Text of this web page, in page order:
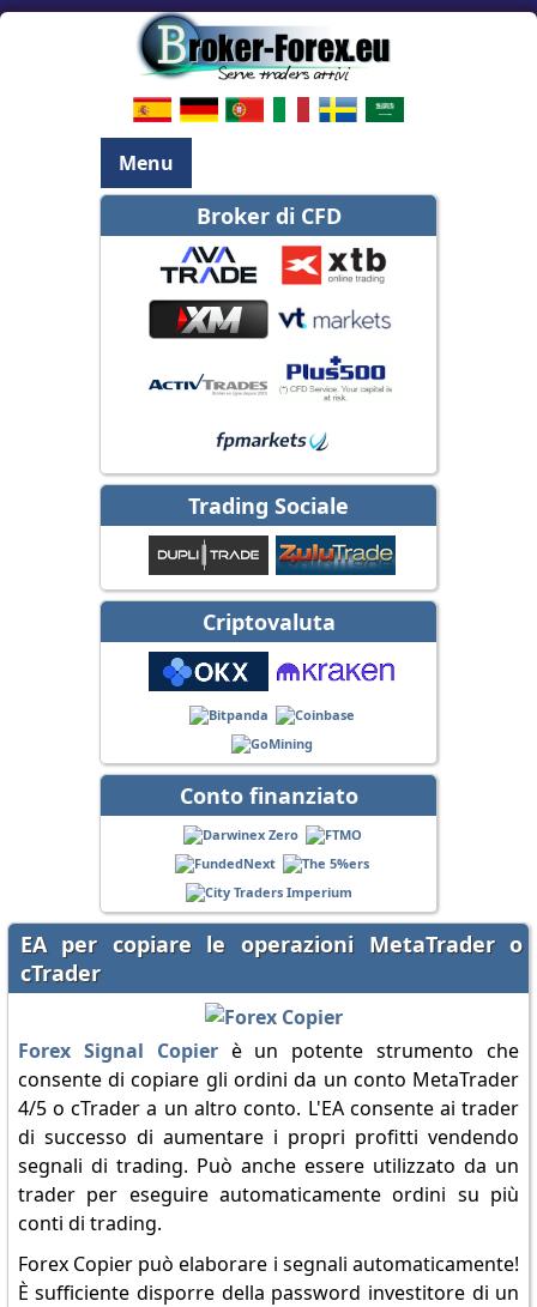
Menu
Broker di CFD
Trading Sociale
Criptovaluta
Conto finanziato
EA per copiare le operazioni MetaTrader o
cTrader
Forex Signal Copierè un potente strumento che
consente di copiare gli ordini da un conto MetaTrader
4/5 o cTrader a un altro conto. L'EA consente ai trader
di successo di aumentare i propri profitti vendendo
segnali di trading. Può anche essere utilizzato da un
trader per eseguire automaticamente ordini su più
conti di trading.
Forex Copier può elaborare i segnali automaticamente!
È sufficiente disporre della password investitore di un